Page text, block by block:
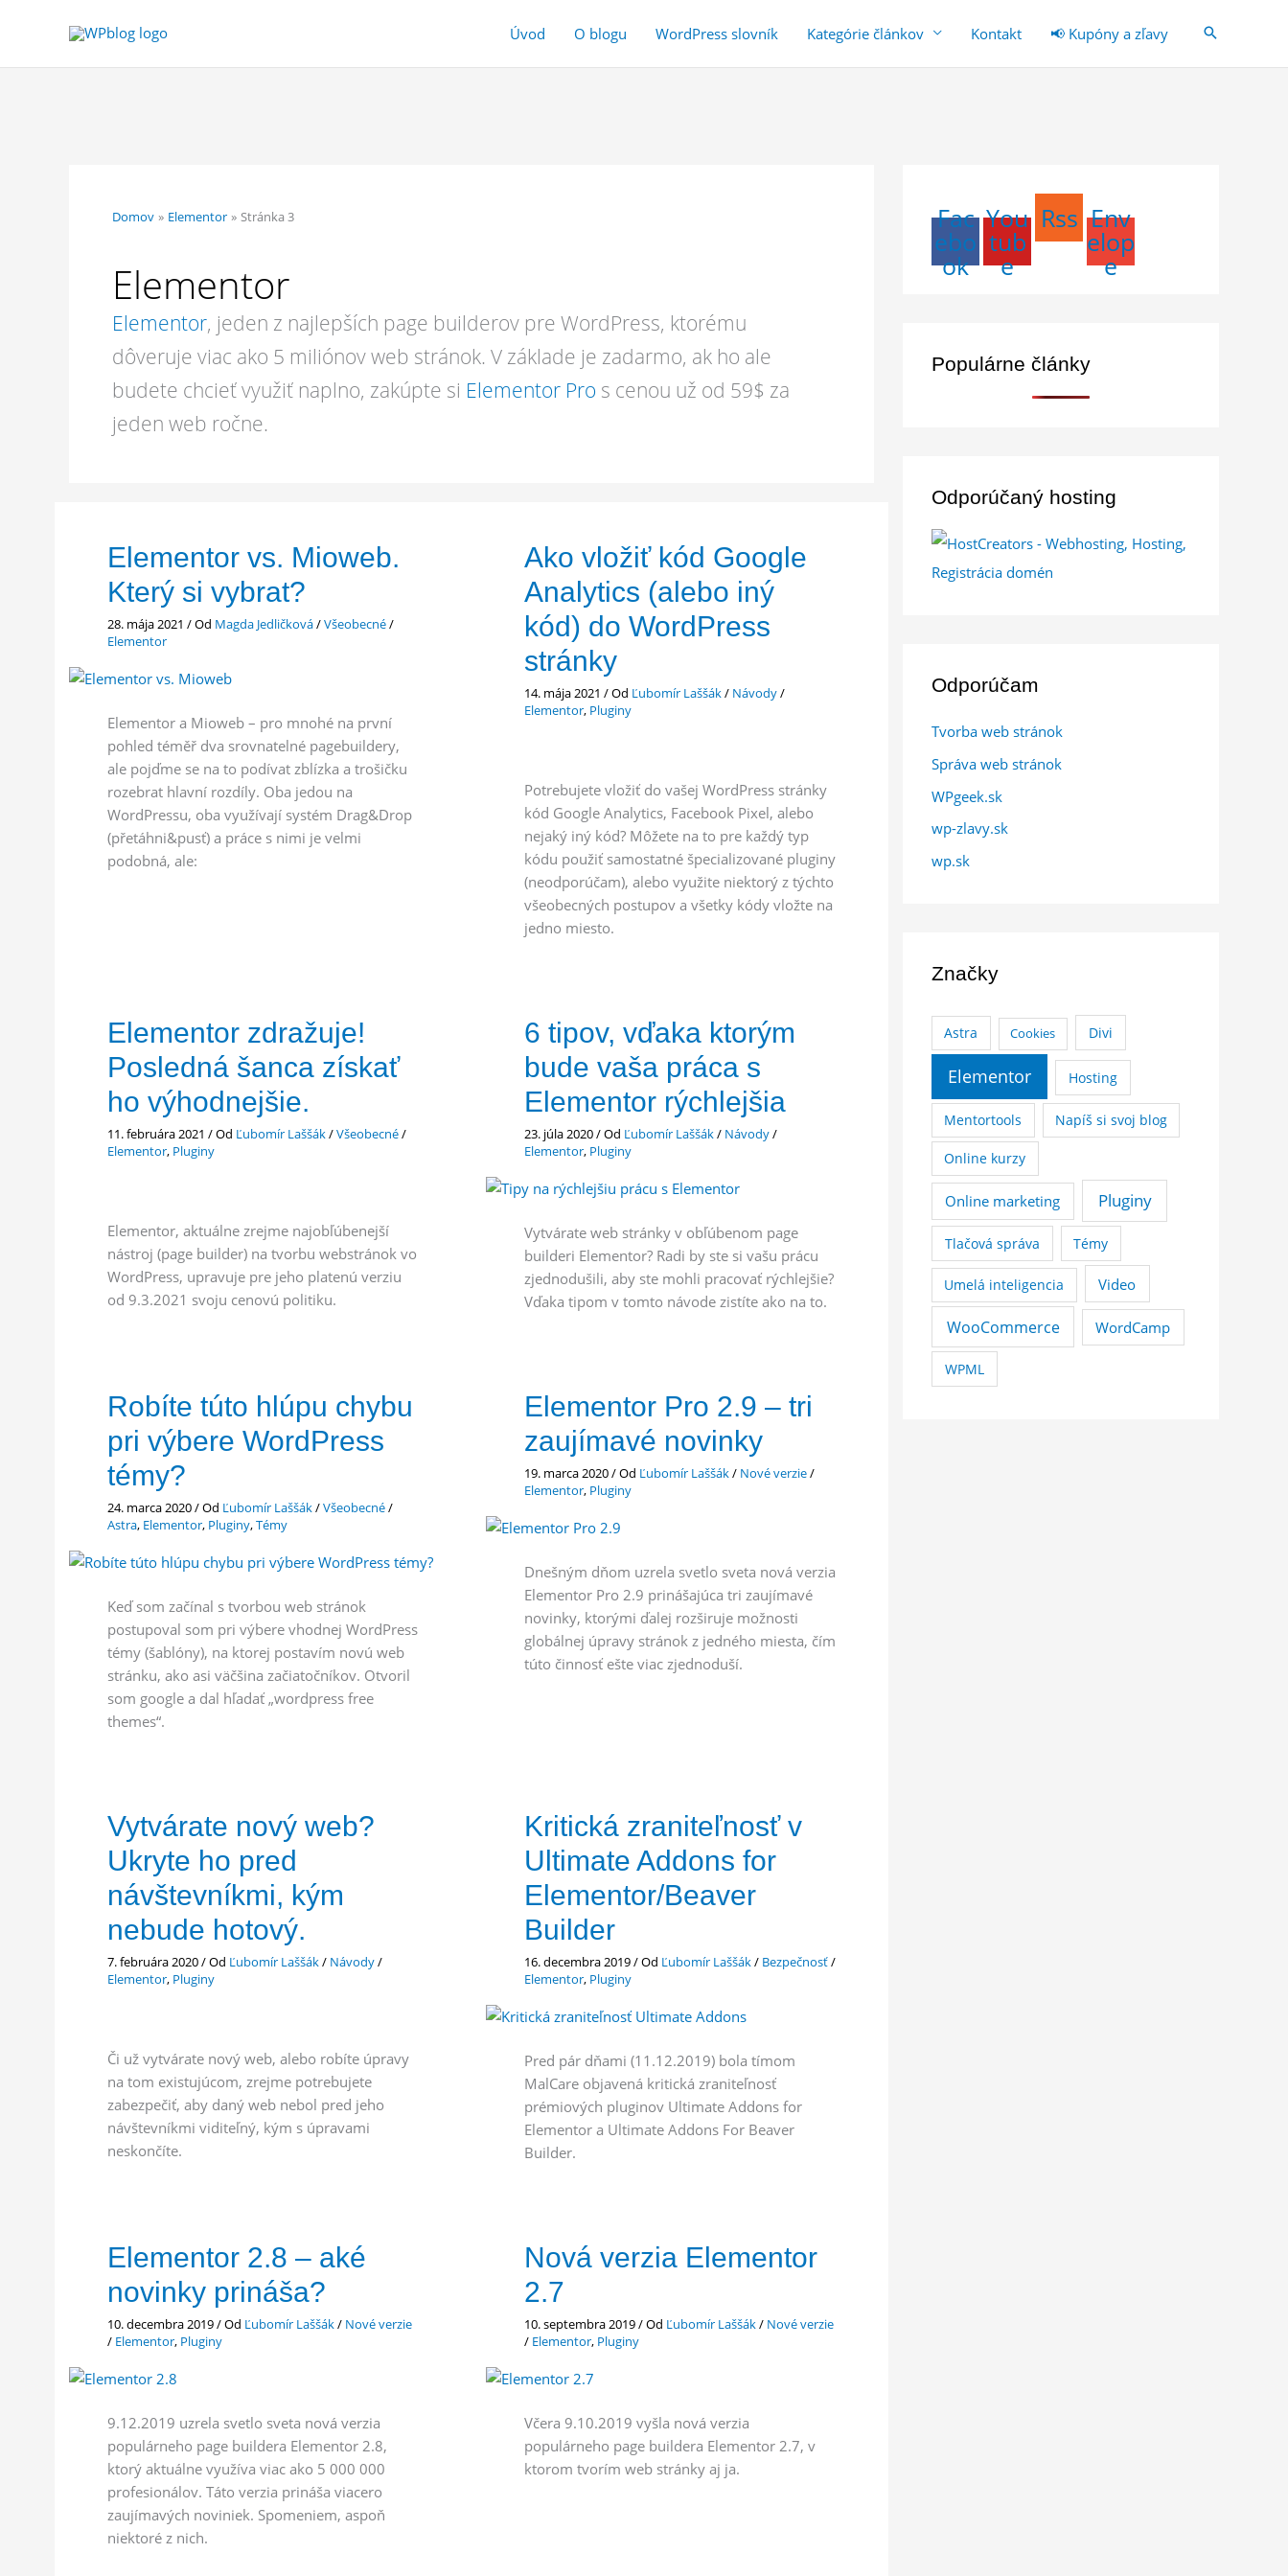
Úvod O blogu WordPress slovník Kategórie článkov Kontakt 📢 Kupóny a zľavy
Domov Elementor Stránka 3
Elementor
Elementor, jeden z najlepších page builderov pre WordPress, ktorému
dôveruje viac ako 5 miliónov web stránok. V základe je zadarmo, ak ho ale
budete chcieť využiť naplno, zakúpte si Elementor Pro s cenou už od 59$ za
jeden web ročne.
Elementor vs. Mioweb.
Který si vybrat?
28. mája 2021 / Od Magda Jedličková/Všeobecné/
Elementor
Elementor a Mioweb – pro mnohé na první
pohled téměř dva srovnatelné pagebuildery,
ale pojďme se na to podívat zblízka a trošičku
rozebrat hlavní rozdíly. Oba jedou na
WordPressu, oba využívají systém Drag&Drop
(přetáhni&pusť) a práce s nimi je velmi
podobná, ale:
Ako vložiť kód Google
Analytics (alebo iný
kód) do WordPress
stránky
14. mája 2021 / Od Ľubomír Laššák/ Návody/
Elementor, Pluginy
Potrebujete vložiť do vašej WordPress stránky
kód Google Analytics, Facebook Pixel, alebo
nejaký iný kód? Môžete na to pre každý typ
kódu použiť samostatné špecializované pluginy
(neodporúčam), alebo využite niektorý z týchto
všeobecných postupov a všetky kódy vložte na
jedno miesto.
Elementor zdražuje!
Posledná šanca získať
ho výhodnejšie.
11. februára 2021 / Od Ľubomír Laššák/Všeobecné/
Elementor, Pluginy
Elementor, aktuálne zrejme najobľúbenejší
nástroj (page builder) na tvorbu webstránok vo
WordPress, upravuje pre jeho platenú verziu
od 9.3.2021 svoju cenovú politiku.
6 tipov, vďaka ktorým
bude vaša práca s
Elementor rýchlejšia
23. júla 2020/ Od Ľubomír Laššák/ Návody/
Elementor, Pluginy
Vytvárate web stránky v obľúbenom page
builderi Elementor? Radi by ste si vašu prácu
zjednodušili, aby ste mohli pracovať rýchlejšie?
Vďaka tipom v tomto návode zistíte ako na to.
Robíte túto hlúpu chybu
pri výbere WordPress
témy?
24. marca 2020/ Od Ľubomír Laššák/Všeobecné/
Astra, Elementor, Pluginy,Témy
Keď som začínal s tvorbou web stránok
postupoval som pri výbere vhodnej WordPress
témy (šablóny), na ktorej postavím novú web
stránku, ako asi väčšina začiatočníkov. Otvoril
som google a dal hľadať „wordpress free
themes“.
Elementor Pro 2.9 – tri
zaujímavé novinky
19. marca 2020/ Od Ľubomír Laššák/ Nové verzie/
Elementor, Pluginy
Dnešným dňom uzrela svetlo sveta nová verzia
Elementor Pro 2.9 prinášajúca tri zaujímavé
novinky, ktorými ďalej rozširuje možnosti
globálnej úpravy stránok z jedného miesta, čím
túto činnosť ešte viac zjednoduší.
Vytvárate nový web?
Ukryte ho pred
návštevníkmi, kým
nebude hotový.
7. februára 2020/ Od Ľubomír Laššák/ Návody/
Elementor, Pluginy
Či už vytvárate nový web, alebo robíte úpravy
na tom existujúcom, zrejme potrebujete
zabezpečiť, aby daný web nebol pred jeho
návštevníkmi viditeľný, kým s úpravami
neskončíte.
Kritická zraniteľnosť v
Ultimate Addons for
Elementor/Beaver
Builder
16. decembra 2019/ Od Ľubomír Laššák/ Bezpečnosť/
Elementor, Pluginy
Pred pár dňami (11.12.2019) bola tímom
MalCare objavená kritická zraniteľnosť
prémiových pluginov Ultimate Addons for
Elementor a Ultimate Addons For Beaver
Builder.
Elementor 2.8 – aké
novinky prináša?
10. decembra 2019/ Od Ľubomír Laššák/ Nové verzie
/ Elementor, Pluginy
9.12.2019 uzrela svetlo sveta nová verzia
populárneho page buildera Elementor 2.8,
ktorý aktuálne využíva viac ako 5 000 000
profesionálov. Táto verzia prináša viacero
zaujímavých noviniek. Spomeniem, aspoň
niektoré z nich.
Nová verzia Elementor
2.7
10. septembra 2019/ Od Ľubomír Laššák/ Nové verzie
/ Elementor, Pluginy
Včera 9.10.2019 vyšla nová verzia
populárneho page buildera Elementor 2.7, v
ktorom tvorím web stránky aj ja.
Fac
ebo
ok
You
tub
e
Rss Env
elop
e
Populárne články
Odporúčaný hosting
Odporúčam
Tvorba web stránok
Správa web stránok
WPgeek.sk
wp-zlavy.sk
wp.sk
Značky
Astra Cookies Divi
Elementor Hosting
Mentortools Napíš si svoj blog
Online kurzy
Online marketing Pluginy
Tlačová správa Témy
Umelá inteligencia Video
WooCommerce WordCamp
WPML